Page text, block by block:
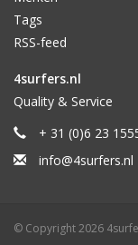
Tags
RSS-feed
4surfers.nl
Quality & Service
+ 31 (0)6 23
info@4surfers.nl
© Copyright 2026